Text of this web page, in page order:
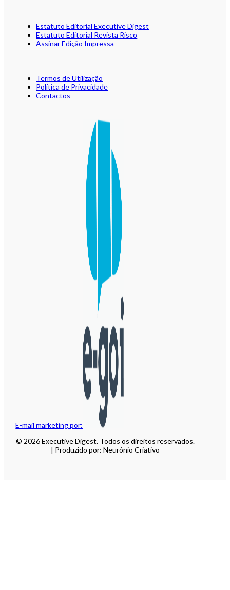
E-mail marketing por:
Estatuto Editorial Executive Digest
Estatuto Editorial Revista Risco
Assinar Edição Impressa
Termos de Utilização
Política de Privacidade
Contactos
© 2026 Executive Digest. Todos os direitos reservados.
| Produzido por: Neurónio Criativo